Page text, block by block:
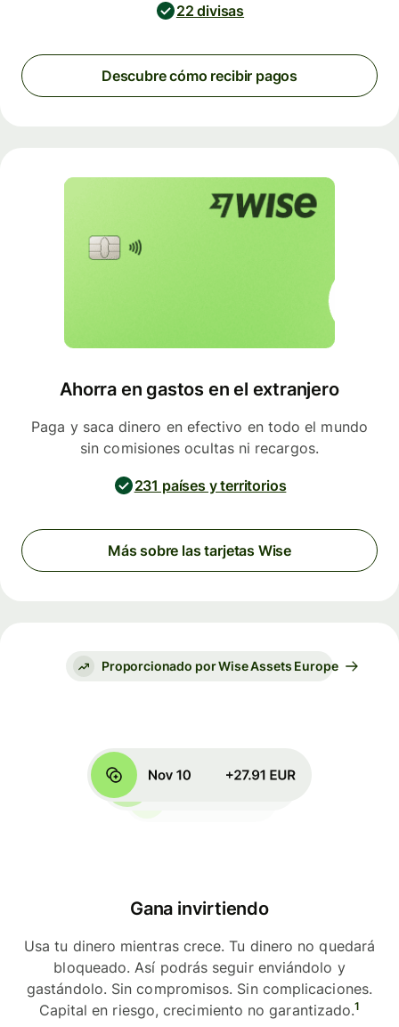
22 divisas
Descubre cómo recibir pagos
Ahorra en gastos en el extranjero
Paga y saca dinero en efectivo en todo el mundo
sin comisiones ocultas ni recargos.
231 países y territorios
Más sobre las tarjetas Wise
Proporcionado por Wise Assets Europe
Gana invirtiendo
Usa tu dinero mientras crece. Tu dinero no quedará
bloqueado. Así podrás seguir enviándolo y
gastándolo. Sin compromisos. Sin complicaciones.
Capital en riesgo, crecimiento no garantizado.1